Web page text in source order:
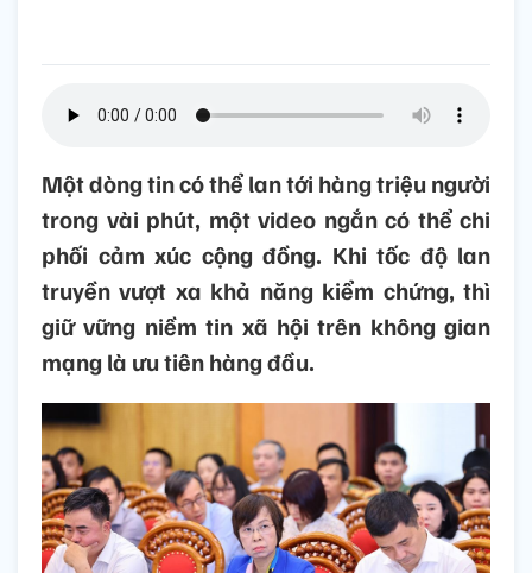
Một dòng tin có thể lan tới hàng triệu người
trong vài phút, một video ngắn có thể chi
phối cảm xúc cộng đồng. Khi tốc độ lan
truyền vượt xa khả năng kiểm chứng, thì
giữ vững niềm tin xã hội trên không gian
mạng là ưu tiên hàng đầu.